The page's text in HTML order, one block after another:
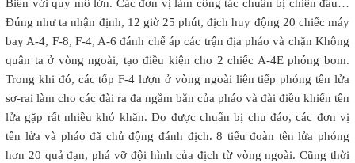
Biên với quy mô lớn. Các đơn vị làm công tác chuẩn bị chiến đấu…
Đúng như ta nhận định, 12 giờ 25 phút, địch huy động 20 chiếc máy
bay A-4, F-8, F-4, A-6 đánh chế áp các trận địa pháo và chặn Không
quân ta ở vòng ngoài, tạo điều kiện cho 2 chiếc A-4E phóng bom.
Trong khi đó, các tốp F-4 lượn ở vòng ngoài liên tiếp phóng tên lửa
sơ-rai làm cho các đài ra đa ngắm bắn của pháo và đài điều khiển tên
lửa gặp rất nhiều khó khăn. Do được chuẩn bị chu đáo, các đơn vị
tên lửa và pháo đã chủ động đánh địch. 8 tiểu đoàn tên lửa phóng
hơn 20 quả đạn, phá vỡ đội hình của địch từ vòng ngoài. Cũng thời